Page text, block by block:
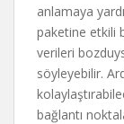
anlamaya
paketine etkili
verileri
söyleyebilir.
bağlantı